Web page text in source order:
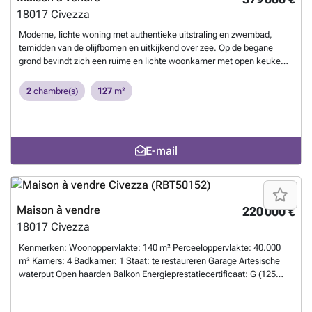
18017 Civezza
Moderne, lichte woning met authentieke uitstraling en zwembad,
temidden van de olijfbomen en uitkijkend over zee. Op de begane
grond bevindt zich een ruime en lichte woonkamer met open keuken,
dezelfde verdieping zijn nog 2 slaapkamers, 2 badkamers, wasruimte
en een bergruimte. De trap leidt naar een derde slaapkamer op de
Civezza is een prachtige middeleeuwse Borgo met veelkleurige
huisjes, bar, 2 restaurants, 2 levensmiddelenwinkels, proeflokaal en in
de zomer meerdere evenementen met muziek en lange tafels op de
verschillende pleintjes. Civezza kan te voet bereikt worden. Deze
woning geeft het ultieme vakantiegevoel.
En savoir plus ?
2 chambre(s) 127 m²
E-mail
220 000 €
Maison à vendre
18017 Civezza
Kenmerken: Woonoppervlakte: 140 m² Perceeloppervlakte: 40.000
m² Kamers: 4 Badkamer: 1 Staat: te restaureren Garage Artesische
waterput Open haarden Balkon Energieprestatiecertificaat: G (125